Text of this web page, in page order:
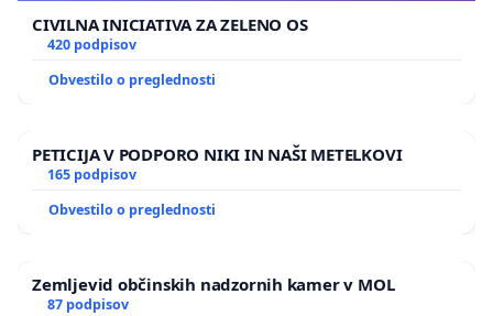
CIVILNA INICIATIVA ZA ZELENO OS
420 podpisov
Obvestilo o preglednosti
PETICIJA V PODPORO NIKI IN NAŠI METELKOVI
165 podpisov
Obvestilo o preglednosti
Zemljevid občinskih nadzornih kamer v MOL
87 podpisov